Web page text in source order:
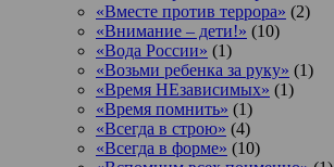
«Вместе против террора» (2)
«Внимание – дети!» (10)
«Вода России» (1)
«Возьми ребенка за руку» (1)
«Время НЕзависимых» (1)
«Время помнить» (1)
«Всегда в строю» (4)
«Всегда в форме» (10)